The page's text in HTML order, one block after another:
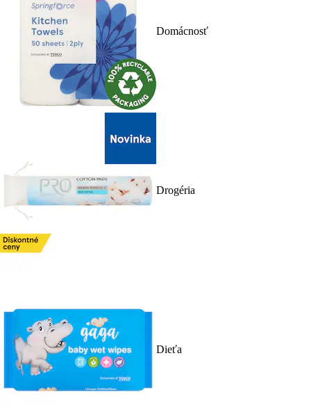
Domácnosť
Drogéria
Dieťa